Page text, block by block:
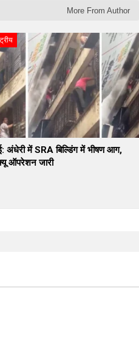
More From Author
अंधेरी में SRA बिल्डिंग में भीषण आग,
ऑपरेशन जारी